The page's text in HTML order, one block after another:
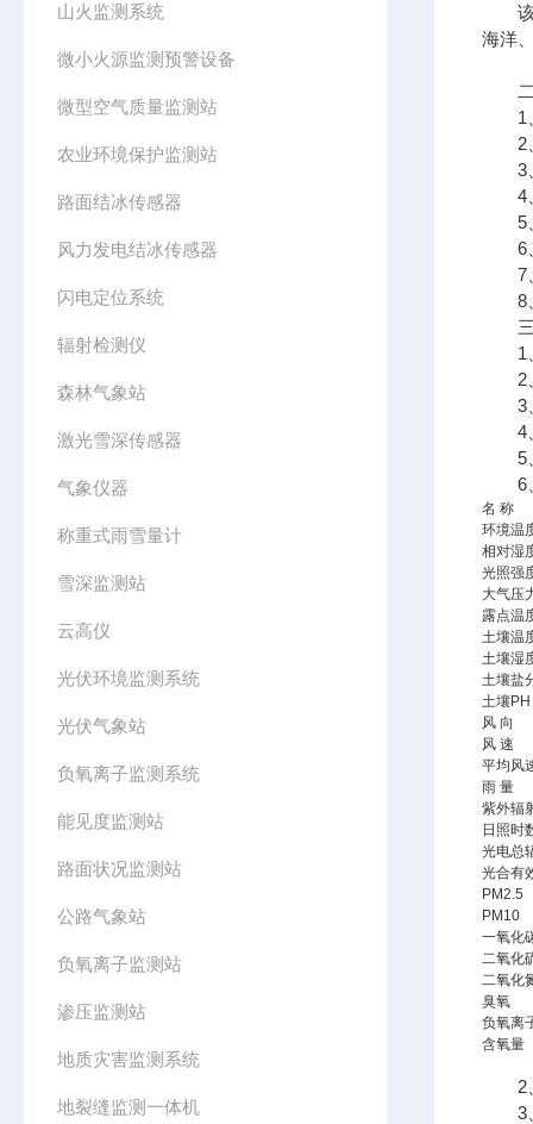
山火监测系统
微小火源监测预警设备
微型空气质量监测站
农业环境保护监测站
路面结冰传感器
风力发电结冰传感器
闪电定位系统
辐射检测仪
森林气象站
激光雪深传感器
气象仪器
称重式雨雪量计
雪深监测站
云高仪
光伏环境监测系统
光伏气象站
负氧离子监测系统
能见度监测站
路面状况监测站
公路气象站
负氧离子监测站
渗压监测站
地质灾害监测系统
地裂缝监测一体机
该设
海洋
二
1、
2、
3、
4、
5、
6、
7、
8、
三
1、
2、
3、
4、
5、
6、
名 称
环境温
相对湿
光照强
大气压
露点温
土壤温
土壤湿
土壤盐
土壤PH
风 向
风 速
平均风
雨 量
紫外辐
日照时
光电总
光合有
PM2.5
PM10
一氧化
二氧化
二氧化
臭氧
负氧离
含氧量
2、
3、